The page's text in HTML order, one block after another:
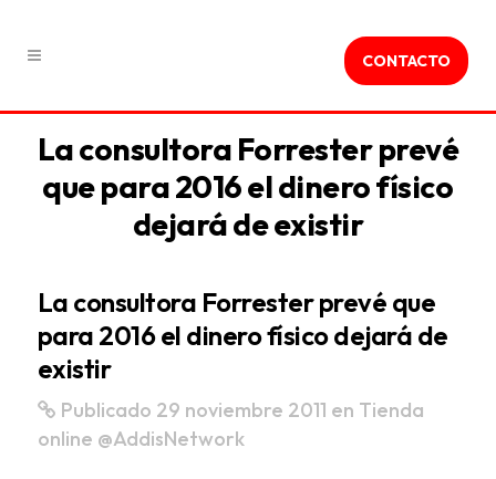
CONTACTO
La consultora Forrester prevé
que para 2016 el dinero físico
dejará de existir
La consultora Forrester prevé que
para 2016 el dinero físico dejará de
existir
Publicado 29 noviembre 2011 en Tienda
online @AddisNetwork